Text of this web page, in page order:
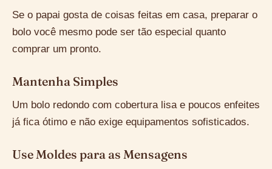
Se o papai gosta de coisas feitas em casa, preparar o
bolo você mesmo pode ser tão especial quanto
comprar um pronto.
Mantenha Simples
Um bolo redondo com cobertura lisa e poucos enfeites
já fica ótimo e não exige equipamentos sofisticados.
Use Moldes para as Mensagens